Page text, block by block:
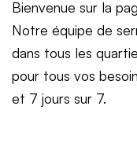
Bienvenue sur la
Notre équipe de
dans tous les
pour tous vos
et 7 jours sur 7.